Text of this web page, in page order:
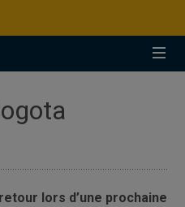
lors d’une prochaine